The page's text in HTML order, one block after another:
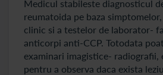
Medicul stabileste diagnosticul
reumatoida pe baza
clinic si a testelor de laborator-
anticorpi anti-CCP. Totodata
examinari imagistice- radiografii,
pentru a observa daca exista